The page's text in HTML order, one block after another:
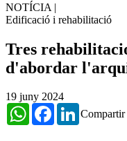
NOTÍCIA |
Edificació i rehabilitació
Tres
d'abordar
19 juny 2024
Compartir
WhatsAppFacebookLinkedIn